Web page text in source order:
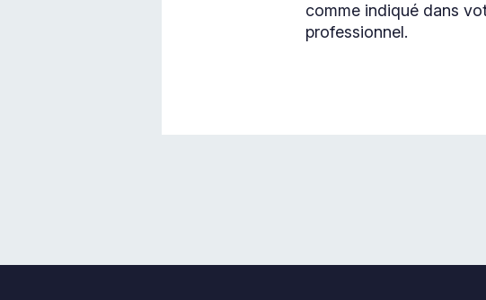
comme indiqué dans
professionnel.